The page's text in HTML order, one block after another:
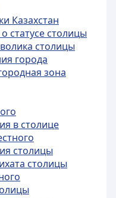
Казахстан
статусе столицы
столицы
города
зона
в столице
столицы
столицы